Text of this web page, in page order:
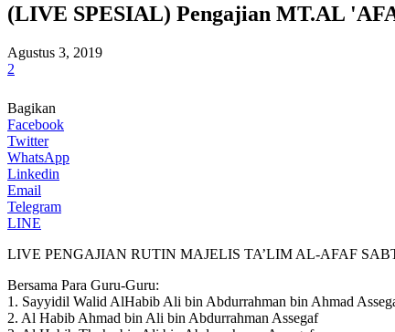
(LIVE SPESIAL) Pengajian MT.AL
Agustus 3, 2019
2
Bagikan
Facebook
Twitter
WhatsApp
Linkedin
Email
Telegram
LINE
LIVE PENGAJIAN RUTIN MAJELIS TA’LIM AL-AFAF
Bersama Para Guru-Guru:
1. Sayyidil Walid AlHabib Ali bin Abdurrahman bin Ahmad
2. Al Habib Ahmad bin Ali bin Abdurrahman Assegaf